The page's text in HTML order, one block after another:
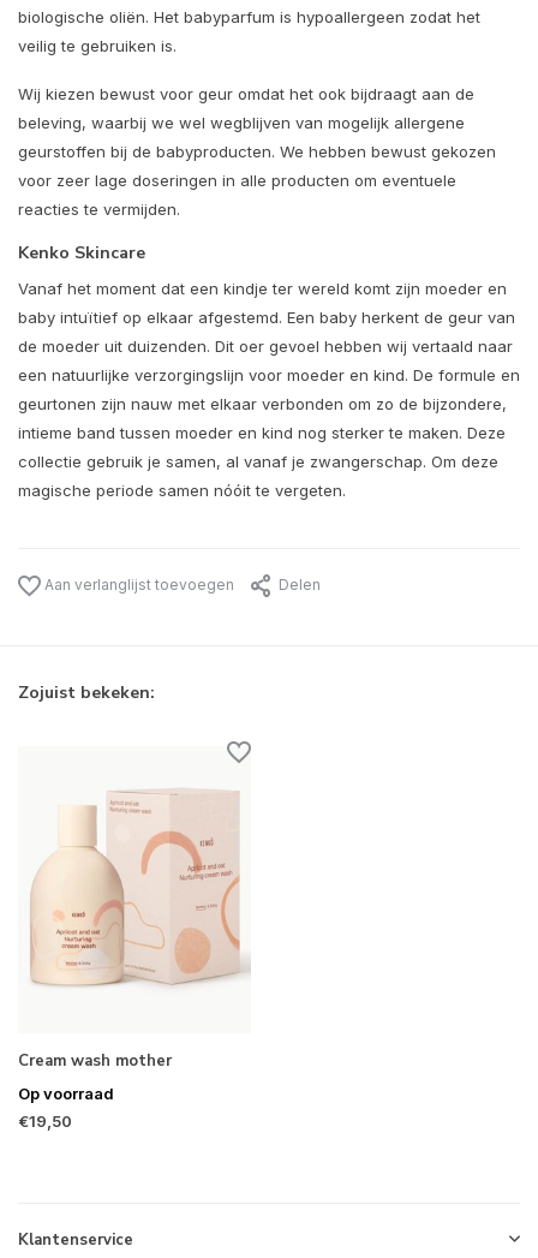
biologische oliën. Het babyparfum is hypoallergeen zodat het
veilig te gebruiken is.
Wij kiezen bewust voor geur omdat het ook bijdraagt aan de
beleving, waarbij we wel wegblijven van mogelijk allergene
geurstoffen bij de babyproducten. We hebben bewust gekozen
voor zeer lage doseringen in alle producten om eventuele
reacties te vermijden.
Kenko Skincare
Vanaf het moment dat een kindje ter wereld komt zijn moeder en
baby intuïtief op elkaar afgestemd. Een baby herkent de geur van
de moeder uit duizenden. Dit oer gevoel hebben wij vertaald naar
een natuurlijke verzorgingslijn voor moeder en kind. De formule en
geurtonen zijn nauw met elkaar verbonden om zo de bijzondere,
intieme band tussen moeder en kind nog sterker te maken. Deze
collectie gebruik je samen, al vanaf je zwangerschap. Om deze
magische periode samen nóóit te vergeten.
Aan verlanglijst toevoegen Delen
Zojuist bekeken:
Cream wash mother
Op voorraad
€19,50
Klantenservice